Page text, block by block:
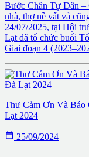
Bước Chân Tự Dân
nhà, thợ nề vất vả
24/07/2025, tại Hội
Lạt đã tổ chức buổi
Giai đoạn 4
Thư Cảm Ơn Và Báo
Lạt 2024
 25/09/2024